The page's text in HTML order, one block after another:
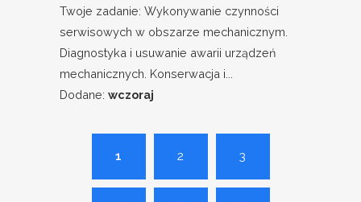
Twoje zadanie: Wykonywanie czynności
serwisowych w obszarze mechanicznym.
Diagnostyka i usuwanie awarii urządzeń
mechanicznych. Konserwacja i...
Dodane: wczoraj
1 2 3